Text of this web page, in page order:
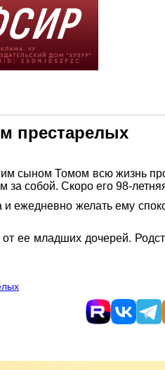
престарелых
сыном Томом всю жизнь
за собой. Скоро его 98-
ежедневно желать ему
младших дочерей.